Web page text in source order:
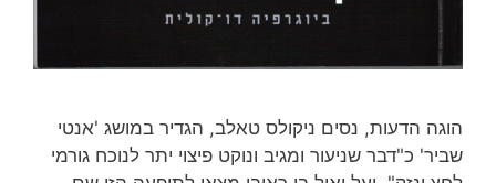
הוגה הדעות, נסים ניקולס טאלב, הגדיר במושג 'אנטי
שביר' כ"דבר שניעור ומגיב ונוקט פיצוי יתר לנוכח גורמי